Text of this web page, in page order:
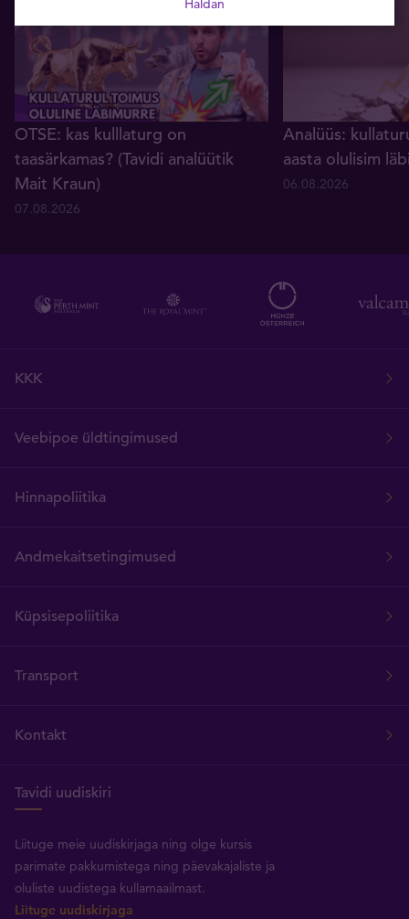
OTSE: kas kulllaturg on
taasärkamas? (Tavidi analüütik
Mait Kraun)
07.08.2026
Analüüs:
aasta olulisim
06.08.2026
KKK
Veebipoe üldtingimused
Hinnapoliitika
Andmekaitsetingimused
Küpsisepoliitika
Transport
Kontakt
Tavidi uudiskiri
Liituge meie uudiskirjaga ning olge kursis
parimate pakkumistega ning päevakajaliste ja
oluliste uudistega kullamaailmast.
Liituge uudiskirjaga
Haldan